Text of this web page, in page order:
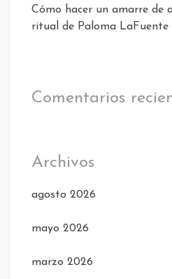
Cómo hacer un amarre de
ritual de Paloma LaFuente
Comentarios
Archivos
agosto 2026
mayo 2026
marzo 2026